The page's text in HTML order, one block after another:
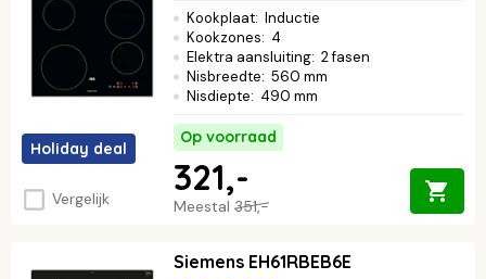
Holiday deal
Vergelijk
Kookplaat: Inductie
Kookzones: 4
Elektra aansluiting: 2 fasen
Nisbreedte: 560 mm
Nisdiepte: 490 mm
Op voorraad
Meestal 351,-
321,-
Siemens EH61RBEB6E